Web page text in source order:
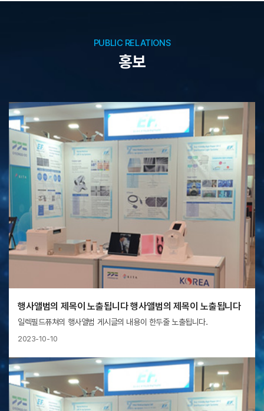
PUBLIC RELATIONS
홍보
행사앨범의 제목이 노출됩니다 행사앨범의 제목이 노출됩니다
일렉필드퓨쳐의 행사앨범 게시글의 내용이 한두줄 노출됩니다.
2023-10-10